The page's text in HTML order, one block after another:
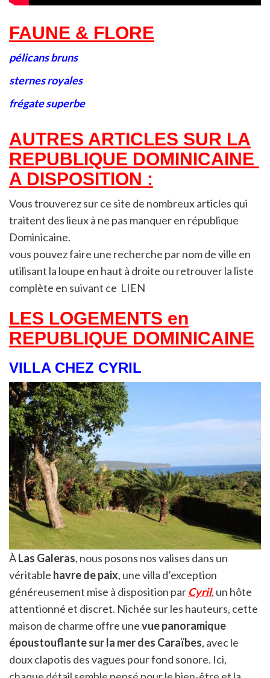
FAUNE & FLORE
pélicans bruns
sternes royales
frégate superbe
AUTRES ARTICLES SUR LA
REPUBLIQUE DOMINICAINE
A DISPOSITION :
Vous trouverez sur ce site de nombreux articles qui
traitent des lieux à ne pas manquer en république
Dominicaine.
vous pouvez faire une recherche par nom de ville en
utilisant la loupe en haut à droite ou retrouver la liste
complète en suivant ce LIEN
LES LOGEMENTS en
REPUBLIQUE DOMINICAINE
VILLA CHEZ CYRIL
ÀLas Galeras, nous posons nos valises dans un
véritable havre de paix, une villa d’exception
généreusement mise à disposition par Cyril, un hôte
attentionné et discret. Nichée sur les hauteurs, cette
maison de charme offre unevue panoramique
époustouflante sur la mer des Caraïbes, avec le
doux clapotis des vagues pour fond sonore. Ici,